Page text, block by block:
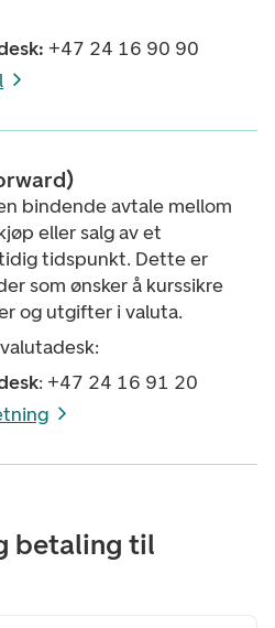
+47 24 16 90 90
bindende avtale mellom
eller salg av et
tidspunkt. Dette er
som ønsker å kurssikre
og utgifter i valuta.
: +47 24 16 91 20
betaling til